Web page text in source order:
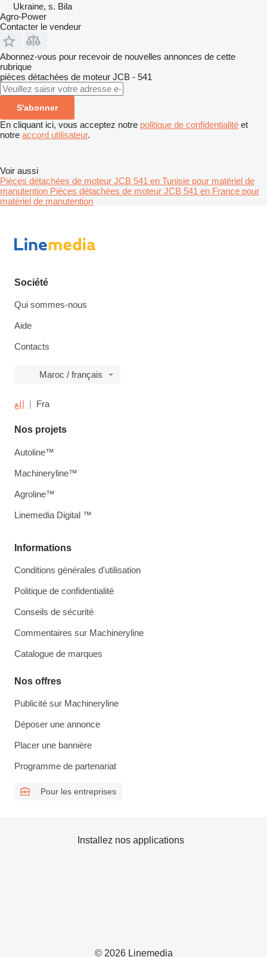
Ukraine, s. Bila
Agro-Power
Contacter le vendeur
Abonnez-vous pour recevoir de nouvelles annonces de cette
rubrique
pièces détachées de moteur JCB - 541
S'abonner
En cliquant ici, vous acceptez notre politique de confidentialité et
notre accord utilisateur.
Voir aussi
Pièces détachées de moteur JCB 541 en Tunisie pour matériel de
manutention Pièces détachées de moteur JCB 541 en France pour
matériel de manutention
Société
Qui sommes-nous
Aide
Contacts
Maroc / français
الع Fra
Informations
Conditions générales d'utilisation
Politique de confidentialité
Conseils de sécurité
Commentaires sur Machineryline
Catalogue de marques
Nos offres
Publicité sur Machineryline
Déposer une annonce
Placer une bannière
Programme de partenariat
Pour les entreprises
Nos projets
Autoline™
Machineryline™
Agroline™
Linemedia Digital ™
© 2026 Linemedia
Installez nos applications